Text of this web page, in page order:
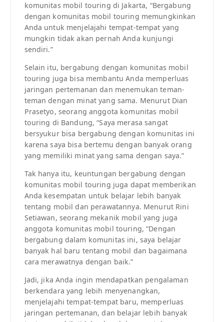
komunitas mobil touring di Jakarta, “Bergabung
dengan komunitas mobil touring memungkinkan
Anda untuk menjelajahi tempat-tempat yang
mungkin tidak akan pernah Anda kunjungi
sendiri.”
Selain itu, bergabung dengan komunitas mobil
touring juga bisa membantu Anda memperluas
jaringan pertemanan dan menemukan teman-
teman dengan minat yang sama. Menurut Dian
Prasetyo, seorang anggota komunitas mobil
touring di Bandung, “Saya merasa sangat
bersyukur bisa bergabung dengan komunitas ini
karena saya bisa bertemu dengan banyak orang
yang memiliki minat yang sama dengan saya.”
Tak hanya itu, keuntungan bergabung dengan
komunitas mobil touring juga dapat memberikan
Anda kesempatan untuk belajar lebih banyak
tentang mobil dan perawatannya. Menurut Rini
Setiawan, seorang mekanik mobil yang juga
anggota komunitas mobil touring, “Dengan
bergabung dalam komunitas ini, saya belajar
banyak hal baru tentang mobil dan bagaimana
cara merawatnya dengan baik.”
Jadi, jika Anda ingin mendapatkan pengalaman
berkendara yang lebih menyenangkan,
menjelajahi tempat-tempat baru, memperluas
jaringan pertemanan, dan belajar lebih banyak